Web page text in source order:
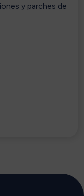
y parches de